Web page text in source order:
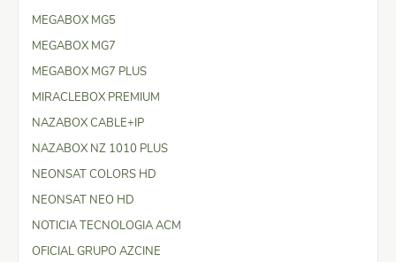
MEGABOX MG5
MEGABOX MG7
MEGABOX MG7 PLUS
MIRACLEBOX PREMIUM
NAZABOX CABLE+IP
NAZABOX NZ 1010 PLUS
NEONSAT COLORS HD
NEONSAT NEO HD
NOTICIA TECNOLOGIA ACM
OFICIAL GRUPO AZCINE